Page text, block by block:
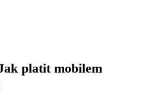
platit mobilem